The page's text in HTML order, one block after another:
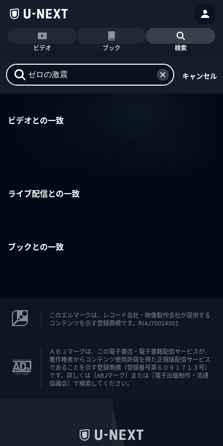
ビデオ ブック 検索
キャンセル
ビデオとの一致
ライブ配信との一致
ブックとの一致
このエルマークは、レコード会社・映像製作会社が提供する
コンテンツを示す登録商標です。RIAJ70024001
ＡＢＪマークは、この電子書店・電子書籍配信サービスが、
著作権者からコンテンツ使用許諾を得た正規版配信サービス
であることを示す登録商標（登録番号第６０９１７１３号）
です。詳しくは［ABJマーク］または［電子出版制作・流通
協議会］で検索してください。